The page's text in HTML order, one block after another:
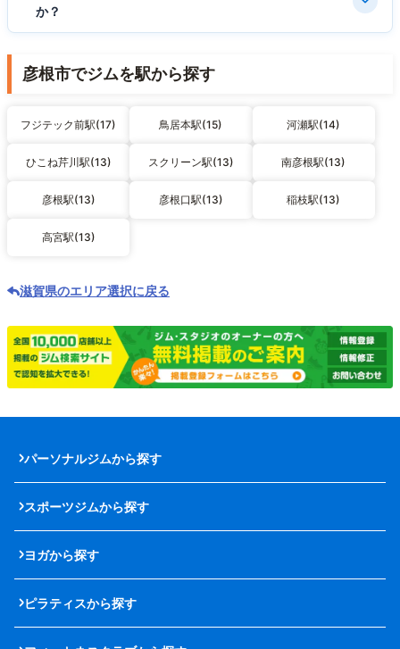
か？
彦根市でジムを駅から探す
フジテック前駅(17) 鳥居本駅(15) 河瀬駅(14)
ひこね芹川駅(13) スクリーン駅(13) 南彦根駅(13)
彦根駅(13) 彦根口駅(13) 稲枝駅(13)
高宮駅(13)
滋賀県のエリア選択に戻る
パーソナルジムから探す
スポーツジムから探す
ヨガから探す
ピラティスから探す